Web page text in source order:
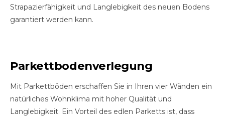
Strapazierfähigkeit und Langlebigkeit des neuen Bodens
garantiert werden kann.
Parkettbodenverlegung
Mit Parkettböden erschaffen Sie in Ihren vier Wänden ein
natürliches Wohnklima mit hoher Qualität und
Langlebigkeit. Ein Vorteil des edlen Parketts ist, dass